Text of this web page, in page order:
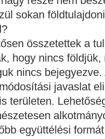
sokan
összetettek a
hogy nincs
nincs
javaslat
területen.
együttélési